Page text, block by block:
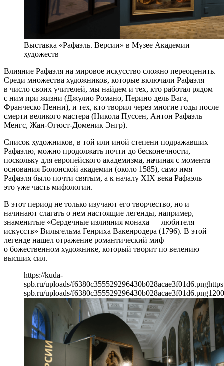
Выставка «Рафаэль. Версии» в Музее Академии
художеств
Влияние Рафаэля на мировое искусство сложно переоценить.
Среди множества художников, которые включали Рафаэля
в число своих учителей, мы найдем и тех, кто работал рядом
с ним при жизни (Джулио Романо, Перино дель Вага,
Франческо Пенни), и тех, кто творил через многие годы после
смерти великого мастера (Никола Пуссен, Антон Рафаэль
Менгс, Жан-Огюст-Доменик Энгр).
Список художников, в той или иной степени подражавших
Рафаэлю, можно продолжать почти до бесконечности,
поскольку для европейского академизма, начиная с момента
основания Болонской академии (около 1585), само имя
Рафаэля было почти святым, а к началу XIX века Рафаэль —
это уже часть мифологии.
В этот период не только изучают его творчество, но и
начинают слагать о нем настоящие легенды, например,
знаменитые «Сердечные излияния монаха — любителя
искусств» Вильгельма Генриха Вакенродера (1796). В этой
легенде нашел отражение романтический миф
о божественном художнике, который творит по велению
высших сил.
https://kuda-
spb.ru/uploads/f6380c355529296430b028acae3f01d6.png
spb.ru/uploads/f6380c355529296430b028acae3f01d6.png1200